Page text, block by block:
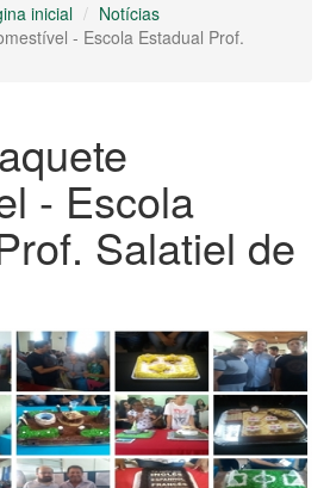
inicial
Notícias
- Escola Estadual Prof.
- Escola
Salatiel de